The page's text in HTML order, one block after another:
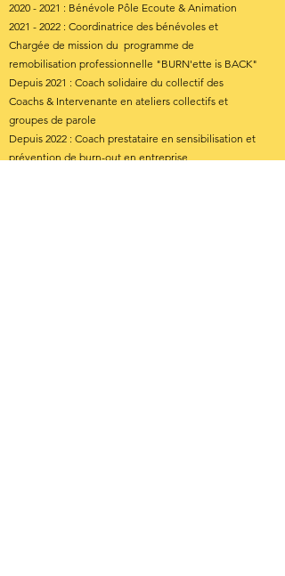
2020 - 2021 : Bénévole Pôle Ecoute & Animation
2021 - 2022 : Coordinatrice des bénévoles et
Chargée de mission du programme de
remobilisation professionnelle "BURN'ette is BACK"
Depuis 2021 : Coach solidaire du collectif des
Coachs & Intervenante en ateliers collectifs et
groupes de parole
Depuis 2022 : Coach prestataire en sensibilisation et
prévention de burn-out en entreprise